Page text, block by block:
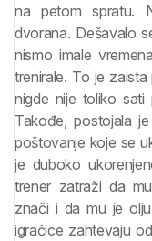
na petom spratu.
dvorana. Dešavalo
nismo imale
trenirale. To je
nigde nije toliko sati
Takođe, postojala
poštovanje koje se
je duboko
trener zatraži da
znači i da mu je
igračice zahtevaju